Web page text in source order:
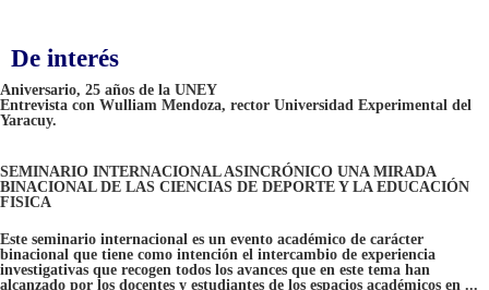
De interés
Aniversario, 25 años de la UNEY
Entrevista con Wulliam Mendoza, rector Universidad Experimental del
Yaracuy.
SEMINARIO INTERNACIONAL ASINCRÓNICO UNA MIRADA
BINACIONAL DE LAS CIENCIAS DE DEPORTE Y LA EDUCACIÓN
FISICA
Este seminario internacional es un evento académico de carácter
binacional que tiene como intención el intercambio de experiencia
investigativas que recogen todos los avances que en este tema han
alcanzado por los docentes y estudiantes de los espacios académicos en ...